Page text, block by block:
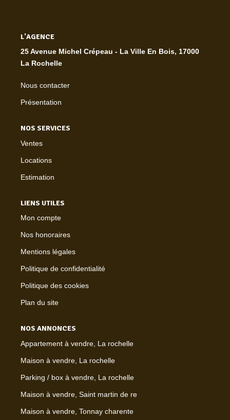
L'AGENCE
25 Avenue Michel Crépeau - La Ville En Bois, 17000
La Rochelle
Nous contacter
Présentation
NOS SERVICES
Ventes
Locations
Estimation
LIENS UTILES
Mon compte
Nos honoraires
Mentions légales
Politique de confidentialité
Politique des cookies
Plan du site
NOS ANNONCES
Appartement à vendre, La rochelle
Maison à vendre, La rochelle
Parking / box à vendre, La rochelle
Maison à vendre, Saint martin de re
Maison à vendre, Tonnay charente